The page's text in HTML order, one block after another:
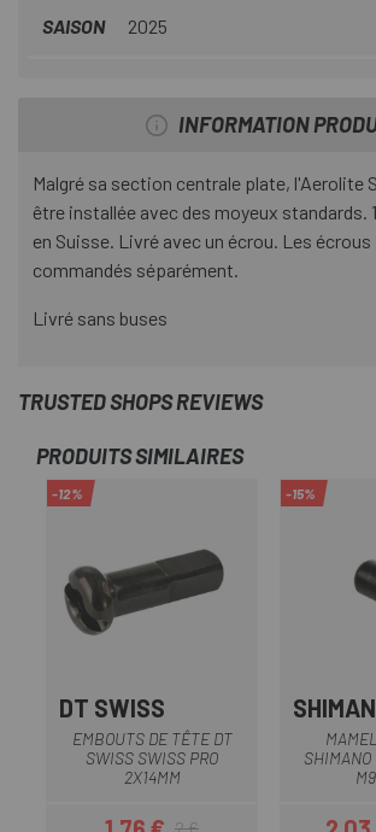
SAISON 2025
INFORMATION
Malgré sa section centrale plate, l'Aerolite
être installée avec des moyeux standards.
en Suisse. Livré avec un écrou. Les
commandés séparément.
Livré sans buses
TRUSTED SHOPS REVIEWS
PRODUITS SIMILAIRES
-12%
DT SWISS
EMBOUTS DE TÊTE DT
SWISS SWISS PRO
2X14MM
2 €
-15%